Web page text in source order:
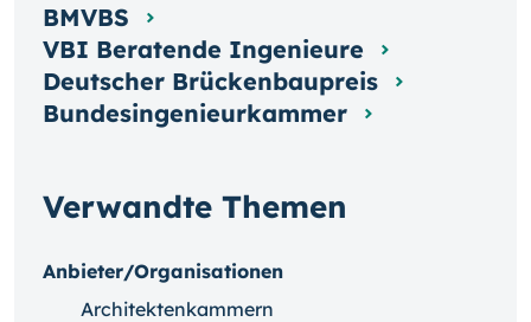
Verwandte Themen
Anbieter/Organisationen
Architektenkammern
BMVBS
VBI Beratende Ingenieure
Deutscher Brückenbaupreis
Bundesingenieurkammer